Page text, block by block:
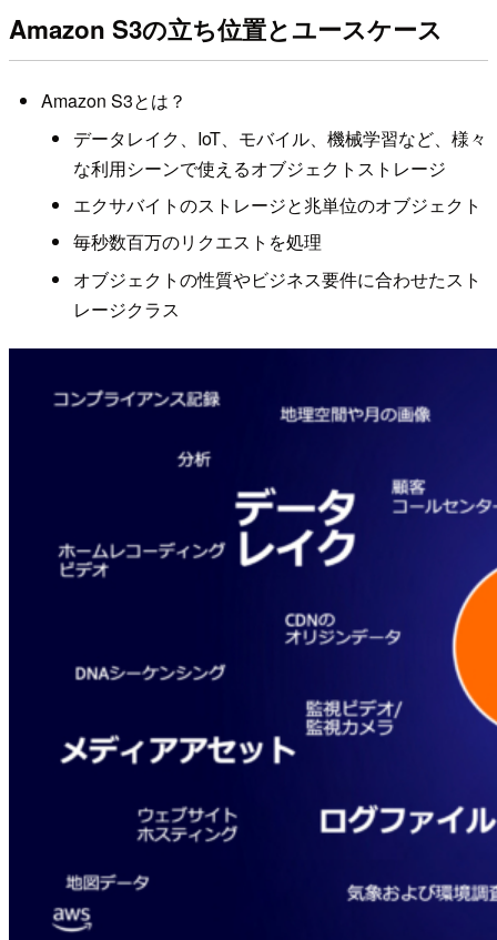
Amazon S3の立ち位置とユースケース
Amazon S3とは？
データレイク、IoT、モバイル、機械学習など、様々
な利用シーンで使えるオブジェクトストレージ
エクサバイトのストレージと兆単位のオブジェクト
毎秒数百万のリクエストを処理
オブジェクトの性質やビジネス要件に合わせたスト
レージクラス